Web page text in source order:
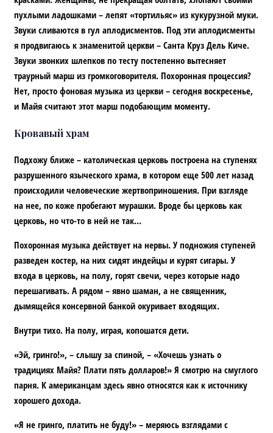
пухлыми ладошками – лепят «тортильяс» из кукурузной муки.
Звуки сливаются в гул аплодисментов. Под эти аплодисменты
я продвигаюсь к знаменитой церкви – Санта Круз Дель Киче.
Звуки звонких шлепков по тесту постепенно вытесняет
траурный марш из громкоговорителя. Похоронная процессия?
Нет, просто фоновая музыка из церкви – сегодня воскресенье,
и Майя считают этот марш подобающим моменту.
Кровавый храм
Подхожу ближе – католическая церковь построена на ступенях
разрушенного языческого храма, в котором еще 500 лет назад
происходили человеческие жертвоприношения. При взгляде
на нее, по коже пробегают мурашки. Вроде бы церковь как
церковь, но что-то в ней не так…
Похоронная музыка действует на нервы. У подножия ступеней
разведен костер, на них сидят индейцы и курят сигары. У
входа в церковь, на полу, горят свечи, через которые надо
перешагивать. А рядом – явно шаман, а не священник,
дымящейся консервной банкой окуривает входящих.
Внутри тихо. На полу, играя, копошатся дети.
«Эй, гринго!», – слышу за спиной, – «Хочешь узнать о
традициях Майя? Плати пять долларов!» Я смотрю на смуглого
парня. К американцам здесь явно относятся как к источнику
хорошего дохода.
«Я не гринго, платить не буду!» – меряюсь взглядами с